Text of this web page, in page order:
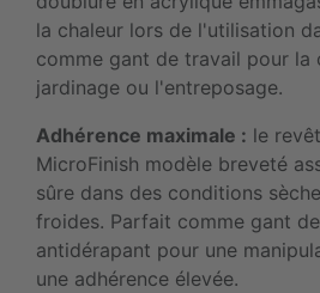
la chaleur lors de l'utilisation
comme gant de travail pour la
jardinage ou l'entreposage.
Adhérence maximale : le
MicroFinish modèle breveté
sûre dans des conditions
froides. Parfait comme gant
antidérapant pour une
une adhérence élevée.